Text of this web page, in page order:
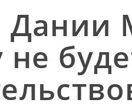
Дании
не